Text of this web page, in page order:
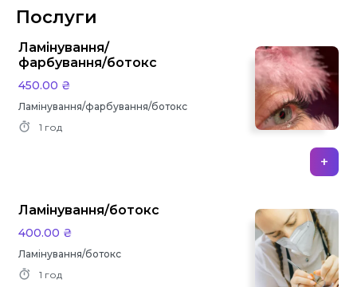
Послуги
Ламінування/
фарбування/ботокс
450.00 ₴
Ламінування/фарбування/ботокс
1 год
+
Ламінування/ботокс
400.00 ₴
Ламінування/ботокс
1 год